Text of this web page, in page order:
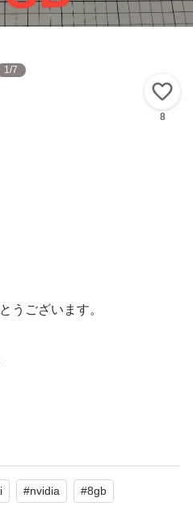
1/7
8
うございます。
#nvidia #8gb